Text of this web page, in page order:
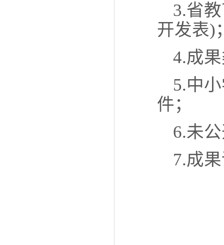
3.省
开发表)
4.成
5.中
件；
6.未
7.成